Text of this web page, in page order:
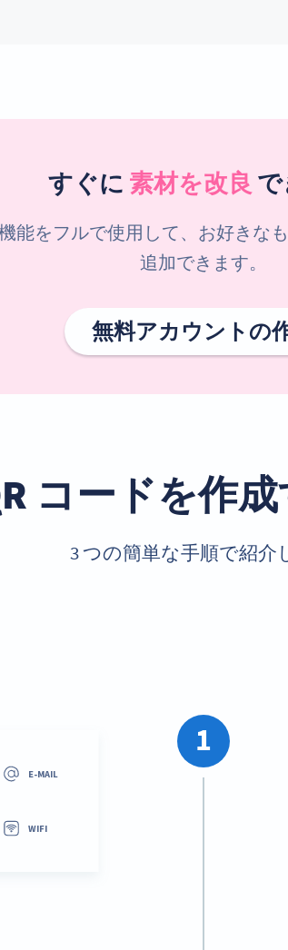
すぐに 素材を改良
能をフルで使用して、お好きな
追加できます。
無料アカウントの
コードを作
3 つの簡単な手順で紹介
1